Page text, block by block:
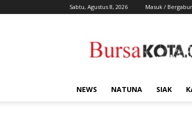
Sabtu, Agustus 8, 2026 Masuk /
Kota
NEWS NATUNA SIAK